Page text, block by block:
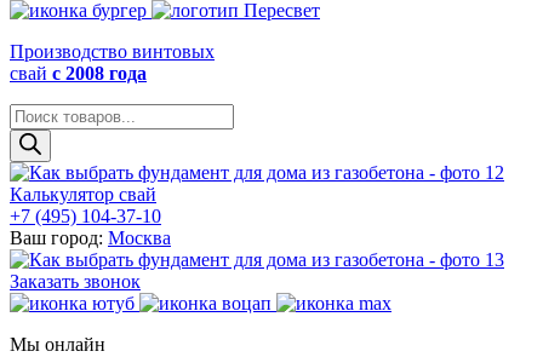
Производство винтовых
свай с 2008 года
Поиск
товаров
Калькулятор свай
+7 (495) 104-37-10
Ваш город: Москва
Заказать звонок
Мы онлайн